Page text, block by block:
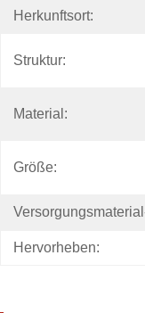
Herkunftsort:
Struktur:
Material:
Größe:
Hervorheben: